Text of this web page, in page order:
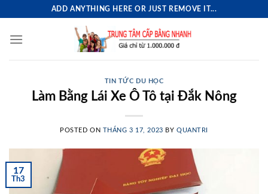
content
ADD ANYTHING HERE OR JUST REMOVE IT...
TIN TỨC DU HỌC
Làm Bằng Lái Xe Ô Tô tại Đắk Nông
POSTED ON THÁNG 3 17, 2023 BY QUANTRI
17
Th3